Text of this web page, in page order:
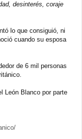
desinterés, coraje
lo que consiguió, ni
cuando su esposa
de 6 mil personas
León Blanco por parte